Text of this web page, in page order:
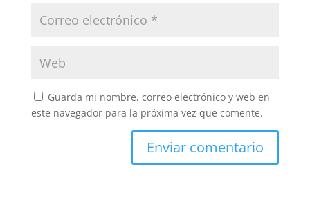
Guarda mi nombre, correo electrónico y web en
este navegador para la próxima vez que comente.